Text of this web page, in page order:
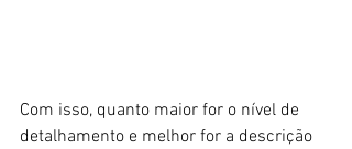
Com isso, quanto maior for o nível de
detalhamento e melhor for a descrição